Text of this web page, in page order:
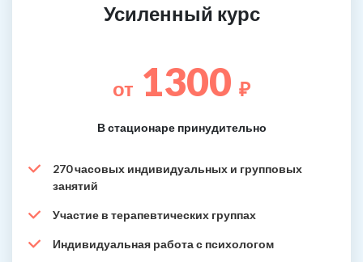
Усиленный курс
от 1300 ₽
В стационаре принудительно
270 часовых индивидуальных и групповых
занятий
Участие в терапевтических группах
Индивидуальная работа с психологом